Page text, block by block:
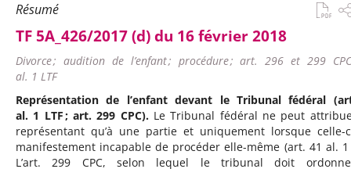
Résumé
TF 5A_426/2017 (d) du 16 février 2018
Divorce ; audition de l’enfant ; procédure ; art. 296 et 299
al. 1 LTF
Représentation de l’enfant devant le Tribunal fédéral
al. 1 LTF ; art. 299 CPC).Le Tribunal fédéral ne peut
représentant qu’à une partie et uniquement lorsque celle-
manifestement incapable de procéder elle-même (art. 41 al. 1
L’art. 299 CPC, selon lequel le tribunal doit